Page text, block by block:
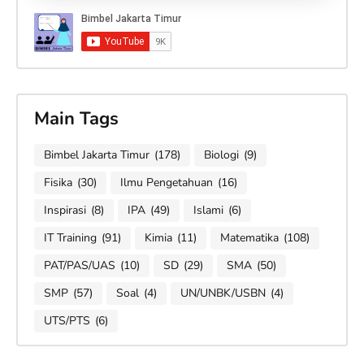
Main Tags
Bimbel Jakarta Timur (178) Biologi (9)
Fisika (30) Ilmu Pengetahuan (16)
Inspirasi (8) IPA (49) Islami (6)
IT Training (91) Kimia (11) Matematika (108)
PAT/PAS/UAS (10) SD (29) SMA (50)
SMP (57) Soal (4) UN/UNBK/USBN (4)
UTS/PTS (6)